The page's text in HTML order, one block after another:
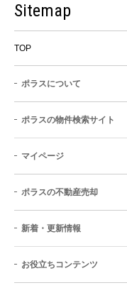
Sitemap
TOP
ポラスについて
ポラスの物件検索サイト
マイページ
ポラスの不動産売却
新着・更新情報
お役立ちコンテンツ